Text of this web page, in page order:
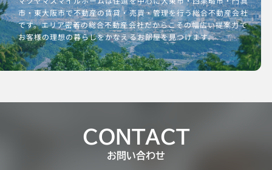
市・東大阪市で不動産の賃貸・売買・管理を行う総合不動産会社
です。エリア密着の総合不動産会社だからこその幅広い提案力で
お客様の理想の暮らしをかなえるお部屋を見つけます。
CONTACT
お問い合わせ